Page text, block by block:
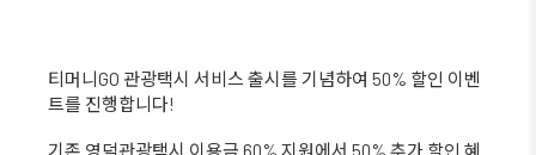
티머니GO 관광택시 서비스 출시를 기념하여 50% 할인 이벤
트를 진행합니다!
기존 영덕관광택시 이용금 60% 지원에서 50% 추가 할인 혜